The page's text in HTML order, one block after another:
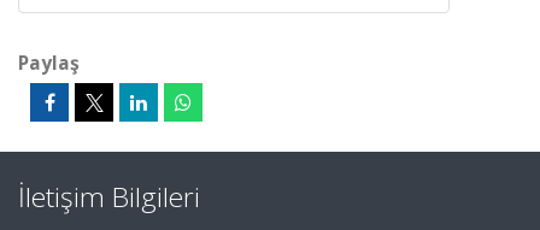
Paylaş
İletişim Bilgileri